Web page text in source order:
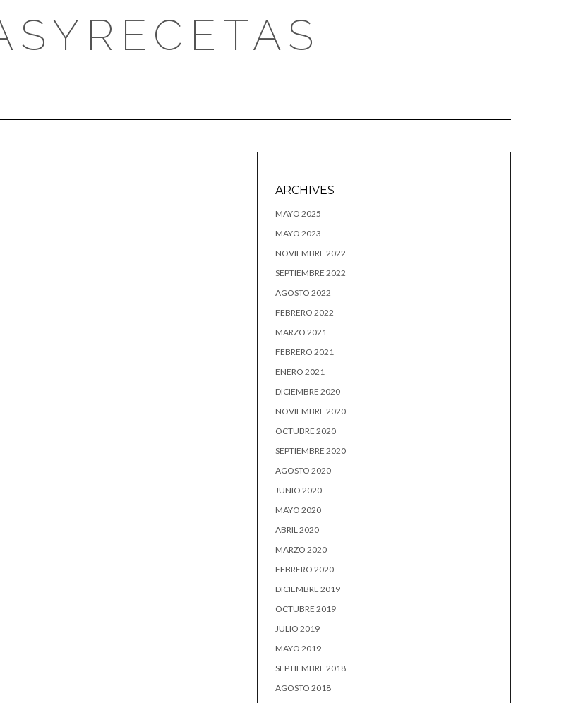
ARCHIVES
MAYO 2025
MAYO 2023
NOVIEMBRE 2022
SEPTIEMBRE 2022
AGOSTO 2022
FEBRERO 2022
MARZO 2021
FEBRERO 2021
ENERO 2021
DICIEMBRE 2020
NOVIEMBRE 2020
OCTUBRE 2020
SEPTIEMBRE 2020
AGOSTO 2020
JUNIO 2020
MAYO 2020
ABRIL 2020
MARZO 2020
FEBRERO 2020
DICIEMBRE 2019
OCTUBRE 2019
JULIO 2019
MAYO 2019
SEPTIEMBRE 2018
AGOSTO 2018